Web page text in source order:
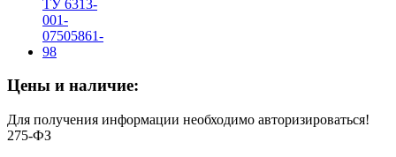
Цены и наличие:
Для получения информации необходимо авторизироваться!
275-ФЗ